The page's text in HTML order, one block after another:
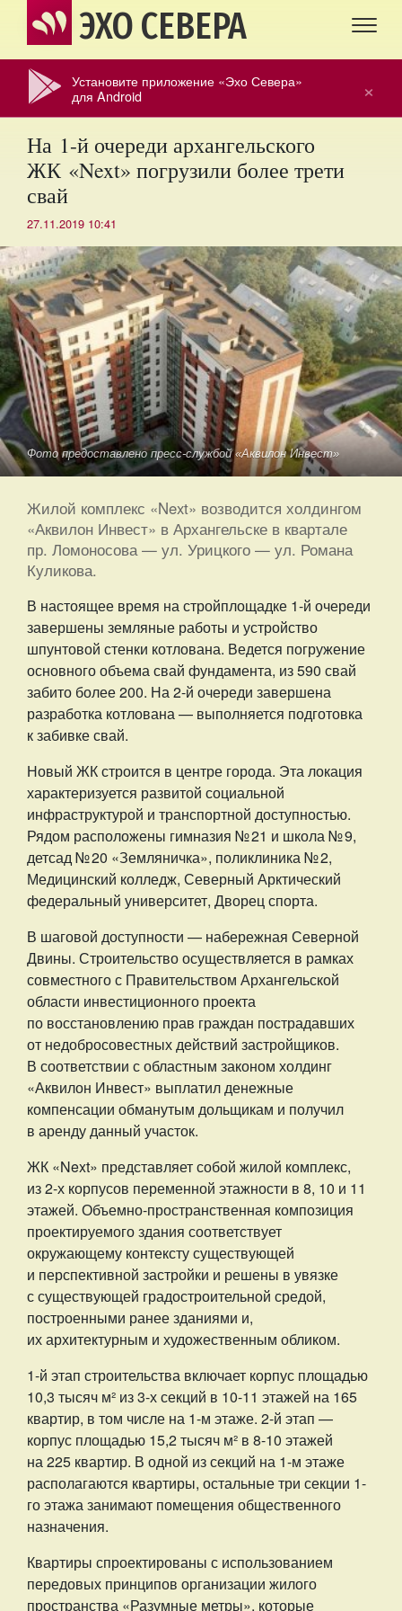
ЭХО СЕВЕРА
×
Установите приложение «Эхо Севера»
для Android
На 1-й очереди архангельского
ЖК «Next» погрузили более трети
свай
27.11.2019 10:41
Фото предоставлено пресс-службой «Аквилон Инвест»
Жилой комплекс «Next» возводится холдингом
«Аквилон Инвест» в Архангельске в квартале
пр. Ломоносова — ул. Урицкого — ул. Романа
Куликова.
В настоящее время на стройплощадке 1-й очереди
завершены земляные работы и устройство
шпунтовой стенки котлована. Ведется погружение
основного объема свай фундамента, из 590 свай
забито более 200. На 2-й очереди завершена
разработка котлована — выполняется подготовка
к забивке свай.
Новый ЖК строится в центре города. Эта локация
характеризуется развитой социальной
инфраструктурой и транспортной доступностью.
Рядом расположены гимназия № 21 и школа № 9,
детсад № 20 «Земляничка», поликлиника № 2,
Медицинский колледж, Северный Арктический
федеральный университет, Дворец спорта.
В шаговой доступности — набережная Северной
Двины. Строительство осуществляется в рамках
совместного с Правительством Архангельской
области инвестиционного проекта
по восстановлению прав граждан пострадавших
от недобросовестных действий застройщиков.
В соответствии с областным законом холдинг
«Аквилон Инвест» выплатил денежные
компенсации обманутым дольщикам и получил
в аренду данный участок.
ЖК «Next» представляет собой жилой комплекс,
из 2-х корпусов переменной этажности в 8, 10 и 11
этажей. Объемно-пространственная композиция
проектируемого здания соответствует
окружающему контексту существующей
и перспективной застройки и решены в увязке
с существующей градостроительной средой,
построенными ранее зданиями и,
их архитектурным и художественным обликом.
1-й этап строительства включает корпус площадью
10,3 тысяч м² из 3-х секций в 10-11 этажей на 165
квартир, в том числе на 1-м этаже. 2-й этап —
корпус площадью 15,2 тысяч м² в 8-10 этажей
на 225 квартир. В одной из секций на 1-м этаже
располагаются квартиры, остальные три секции 1-
го этажа занимают помещения общественного
назначения.
Квартиры спроектированы с использованием
передовых принципов организации жилого
пространства «Разумные метры», которые